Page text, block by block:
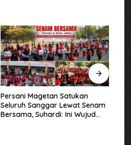
Persani Magetan Satukan
Seluruh Sanggar Lewat Senam
Bersama, Suhardi: Ini Wujud